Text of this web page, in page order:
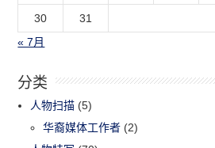
30
31
« 7月
分类
人物扫描 (5)
华裔媒体工作者 (2)